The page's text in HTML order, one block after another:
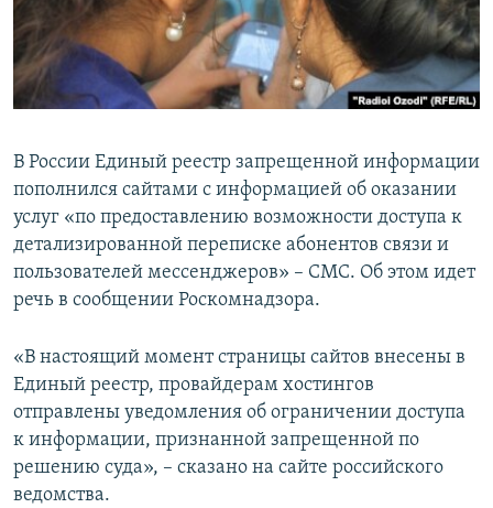
ПОБЕДИТЕЛЕЙ НЕ СУДЯТ?
КРЫМ.НЕПОКОРЕННЫЙ
ELIFBE
ПРИСОЕДИНЯЙТЕСЬ!
Все сайты RFE/RL
В России Единый реестр запрещенной информации
пополнился сайтами с информацией об оказании
услуг «по предоставлению возможности доступа к
детализированной переписке абонентов связи и
пользователей мессенджеров» – СМС. Об этом идет
речь в сообщении Роскомнадзора.
«В настоящий момент страницы сайтов внесены в
Единый реестр, провайдерам хостингов
отправлены уведомления об ограничении доступа
к информации, признанной запрещенной по
решению суда», – сказано на сайте российского
ведомства.